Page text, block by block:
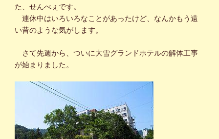
た、せんべぇです。
連休中はいろいろなことがあったけど、なんかもう遠
い昔のような気がします。
さて先週から、ついに大雪グランドホテルの解体工事
が始まりました。